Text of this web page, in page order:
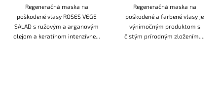
Regeneračná maska na
poškodené vlasy ROSES VEGE
SALAD s ružovým a arganovým
olejom a keratínom intenzívne...
Regeneračná maska na
poškodené a farbené vlasy je
výnimočným produktom s
čistým prírodným zložením....